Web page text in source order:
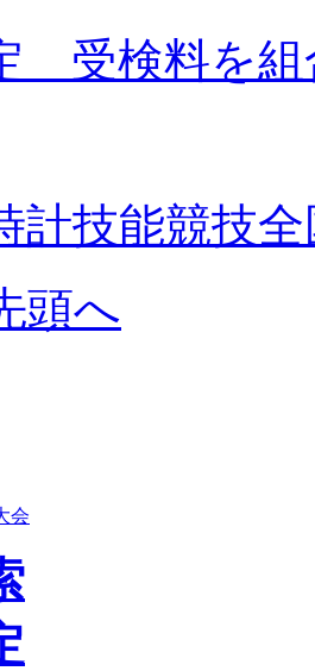
受検料を組
計技能競技
頭へ
会